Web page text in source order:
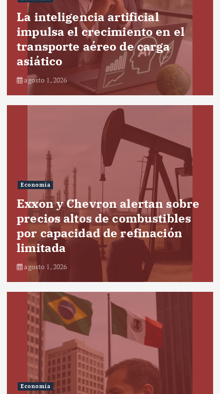
La inteligencia artificial
impulsa el crecimiento en el
transporte aéreo de carga
asiático
agosto 1, 2026
Economía
Exxon y Chevron alertan sobre
precios altos de combustibles
por capacidad de refinación
limitada
agosto 1, 2026
Economía